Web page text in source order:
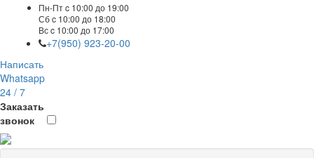
Пн-Пт c 10:00 до 19:00
Сб c 10:00 до 18:00
Вс c 10:00 до 17:00
+7(950) 923-20-00
Написать
Whatsapp
24 / 7
Заказать
звонок